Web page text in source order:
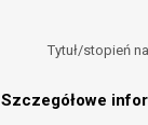
Tytuł/stopień
Szczegółowe